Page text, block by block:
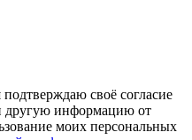
своё согласие
другую информацию от
моих персональных